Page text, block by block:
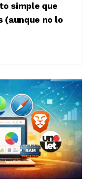
simple que
(aunque no lo